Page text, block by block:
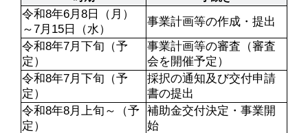
令和8年6月8日（月）
～7月15日（水）
事業計画等の作成・提出
令和8年7月下旬（予
定）
事業計画等の審査（審査
会を開催予定）
令和8年7月下旬（予
定）
採択の通知及び交付申請
書の提出
令和8年8月上旬～（予
定）
補助金交付決定・事業開
始